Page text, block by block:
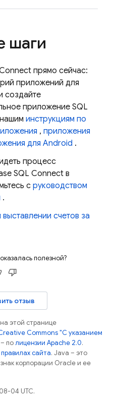
шаги
прямо сейчас:
приложений для
создайте
приложение SQL
инструкциям по
, приложения
для Android .
процесс
SQL Connect в
сруководством
.
счетов за
полезной?
отзыв
этой странице
Commons "С указанием
полицензии Apache 2.0.
правилах сайта. Java – это
корпорации Oracle и ее
04 UTC.